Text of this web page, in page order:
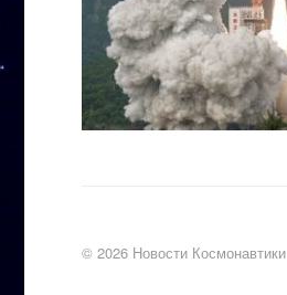
© 2026 Новости Космонавтики